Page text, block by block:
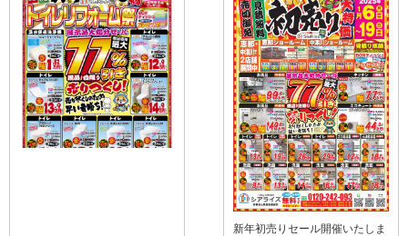
新年初売りセール開催いたしま